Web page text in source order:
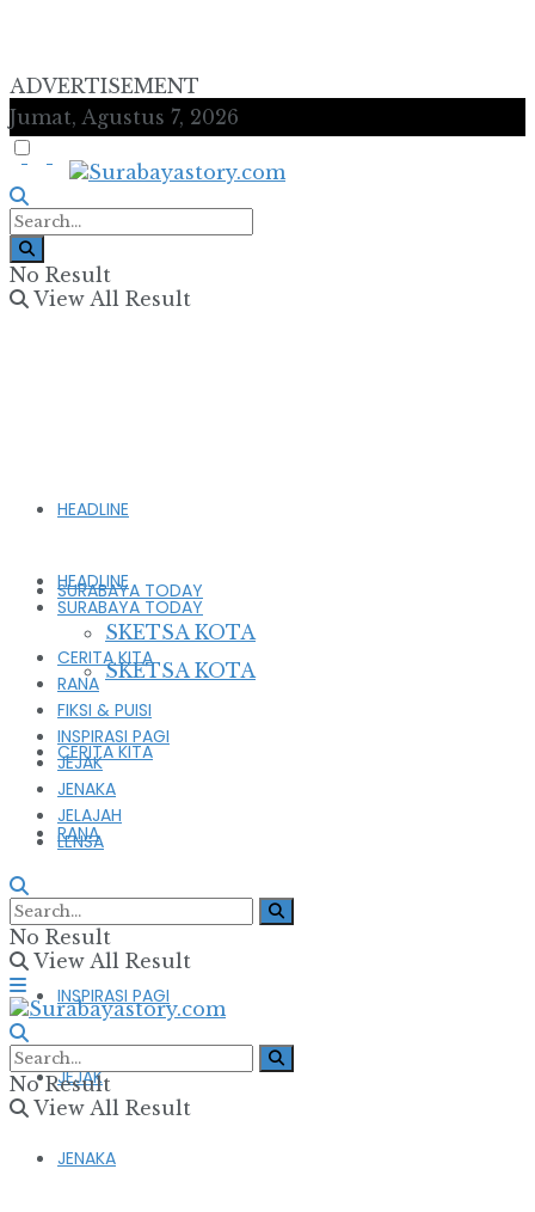
ADVERTISEMENT
Jumat, Agustus 7, 2026
No Result
View All Result
HEADLINE
SURABAYA TODAY
SKETSA KOTA
CERITA KITA
RANA
FIKSI & PUISI
INSPIRASI PAGI
JEJAK
JENAKA
HEADLINE
SURABAYA TODAY
SKETSA KOTA
CERITA KITA
RANA
FIKSI & PUISI
INSPIRASI PAGI
JEJAK
JENAKA
JELAJAH
LENSA
No Result
View All Result
No Result
View All Result